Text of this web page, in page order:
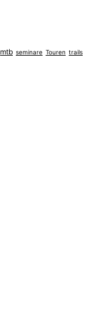
mtb seminare Touren trails